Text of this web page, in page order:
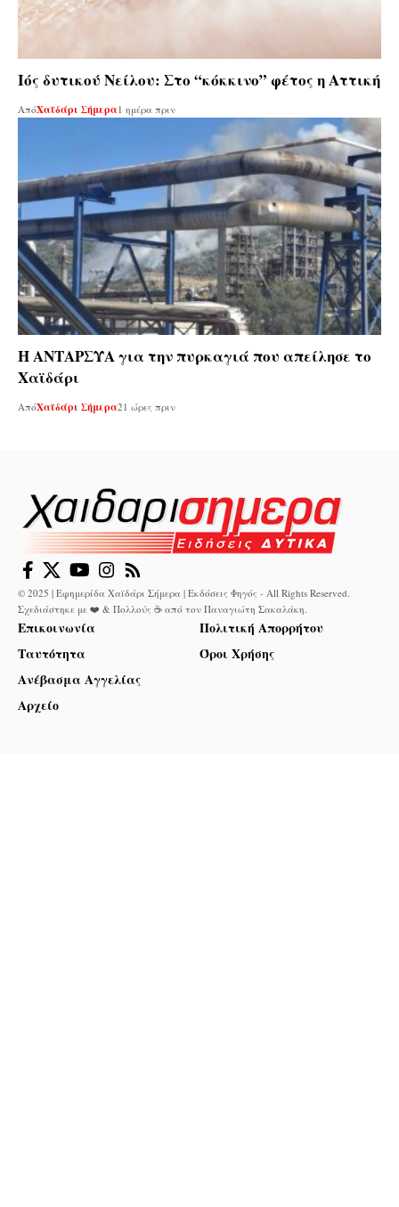
Ιός δυτικού Νείλου: Στο “κόκκινο” φέτος η Αττική
ΑπόΧαϊδάρι Σήμερα 1 ημέρα πριν
Η ΑΝΤΑΡΣΥΑ για την πυρκαγιά που απείλησε το
Χαϊδάρι
ΑπόΧαϊδάρι Σήμερα21 ώρες πριν
© 2025 | Εφημερίδα Χαϊδάρι Σήμερα | Εκδόσεις Φηγός - All Rights Reserved.
Σχεδιάστηκε με ❤️ & Πολλούς ☕ από τον Παναγιώτη Σακαλάκη
Επικοινωνία
Ταυτότητα
Ανέβασμα Αγγελίας
Αρχείο
Πολιτική Απορρήτου
Όροι Χρήσης